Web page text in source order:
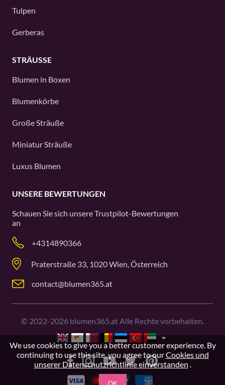
Tulpen
Gerberas
STRÄUSSE
Blumen in Boxen
Blumenkörbe
Große Sträuße
Miniatur Sträuße
Luxus Blumen
UNSERE BEWERTUNGEN
Schauen Sie sich unsereTrustpilot-Bewertungen
an
+4314890366
Praterstraße 33, 1020 Wien, Österreich
contact@blumen365.at
© 2022-2026 blumen365.at Alle Rechte vorbehalten.
We use cookies to give you a better customer experience. By
continuing to use this site, you agree to ourCookies und
unserer Datenschutzrichtlinie einverstanden .